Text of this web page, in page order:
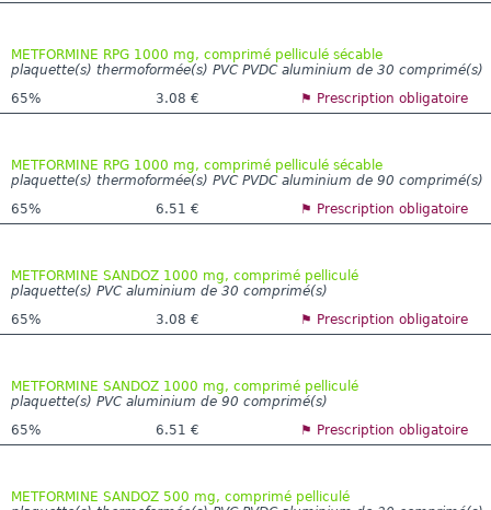
METFORMINE RPG 1000 mg, comprimé pelliculé sécable
plaquette(s) thermoformée(s) PVC PVDC aluminium de 30 comprimé(s)
65%
3.08 € ⚑ Prescription obligatoire
METFORMINE RPG 1000 mg, comprimé pelliculé sécable
plaquette(s) thermoformée(s) PVC PVDC aluminium de 90 comprimé(s)
65%
6.51 € ⚑ Prescription obligatoire
METFORMINE SANDOZ 1000 mg, comprimé pelliculé
plaquette(s) PVC aluminium de 30 comprimé(s)
65%
3.08 € ⚑ Prescription obligatoire
METFORMINE SANDOZ 1000 mg, comprimé pelliculé
plaquette(s) PVC aluminium de 90 comprimé(s)
65%
6.51 € ⚑ Prescription obligatoire
METFORMINE SANDOZ 500 mg, comprimé pelliculé